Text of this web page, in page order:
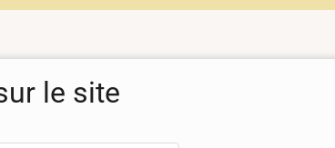
le site